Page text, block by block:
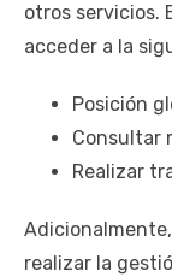
otros servicios.
acceder a la
Posición
Consultar
Realizar
realizar la